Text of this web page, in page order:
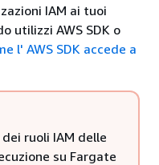
IAM ai tuoi
utilizzi AWS SDK o
l' AWS SDK accede a
ruoli IAM delle
su Fargate